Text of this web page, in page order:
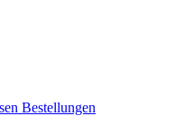
Bestellungen